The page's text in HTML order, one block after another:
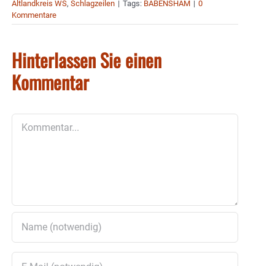
Altlandkreis WS, Schlagzeilen | Tags: BABENSHAM | 0
Kommentare
Hinterlassen Sie einen
Kommentar